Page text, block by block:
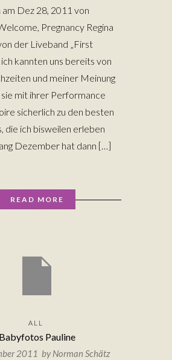
am Dez 28, 2011 von
Pregnancy Regina
der Liveband „First
ich kannten uns bereits von
und meiner Meinung
sie mit ihrer Performance
sicherlich zu den besten
die ich bisweilen erleben
Dezember hat dann […]
READ MORE
ALL
Babyfotos Pauline
2011 byNorman Schätz